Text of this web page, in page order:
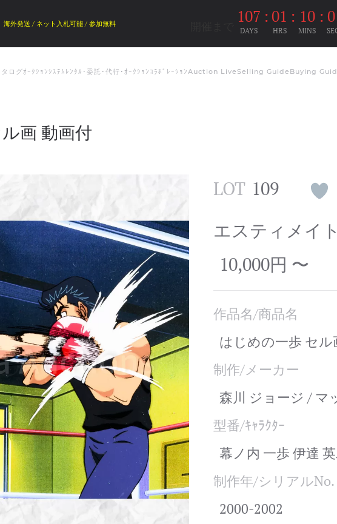
海外発送 / ネット入札可能 / 参加無料 107
DAYS
: 01
HRS
: 10
MINS
:
ログｵｰｸｼｮﾝｼｽﾃﾑﾚﾝﾀﾙ･委託･代行･ｵｰｸｼｮﾝｺﾗﾎﾞﾚｰｼｮﾝAuction LiveSelling Guide Buying
画 動画付
LOT 109
エスティメイト
10,000円 〜
作品名/商品名
はじめの一歩 セル
制作/メーカー
森川 ジョージ / マ
型番/ｷｬﾗｸﾀｰ
幕ノ内 一歩 伊達
制作年/シリアルNo.
2000-2002